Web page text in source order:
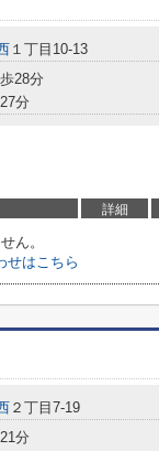
１丁目10-13
28分
分
詳細
ん。
せはこちら
２丁目7-19
分